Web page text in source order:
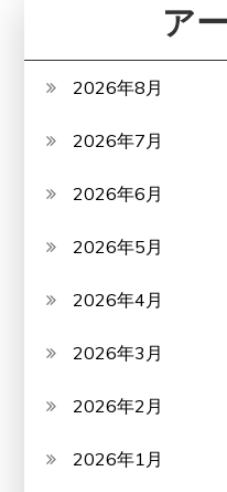
ア
2026年8月
2026年7月
2026年6月
2026年5月
2026年4月
2026年3月
2026年2月
2026年1月